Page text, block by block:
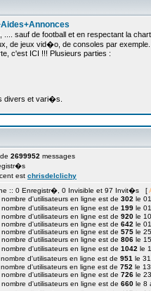
sauf de football et en respectant la
de jeux vid�o, de consoles par exemple.
c'est ICI !!! Plusieurs parties :
divers et vari�s.
2699952 messages
est chrisdelclichy
:: 0 Enregistr�, 0 Invisible et 97 Invit�s [
d'utilisateurs en ligne est de 302 le
d'utilisateurs en ligne est de 199 le
d'utilisateurs en ligne est de 920 le
d'utilisateurs en ligne est de 642 le
d'utilisateurs en ligne est de 575 le
d'utilisateurs en ligne est de 806 le
d'utilisateurs en ligne est de 1042 le
d'utilisateurs en ligne est de 951 le
d'utilisateurs en ligne est de 752 le
d'utilisateurs en ligne est de 726 le
d'utilisateurs en ligne est de 660 le 8